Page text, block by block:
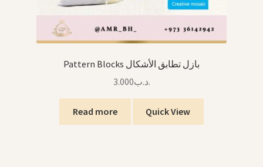
Pattern Blocks بازل تطابق الأشكال
.د.ب3.000
Read more Quick View